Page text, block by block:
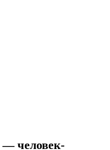
— человек-